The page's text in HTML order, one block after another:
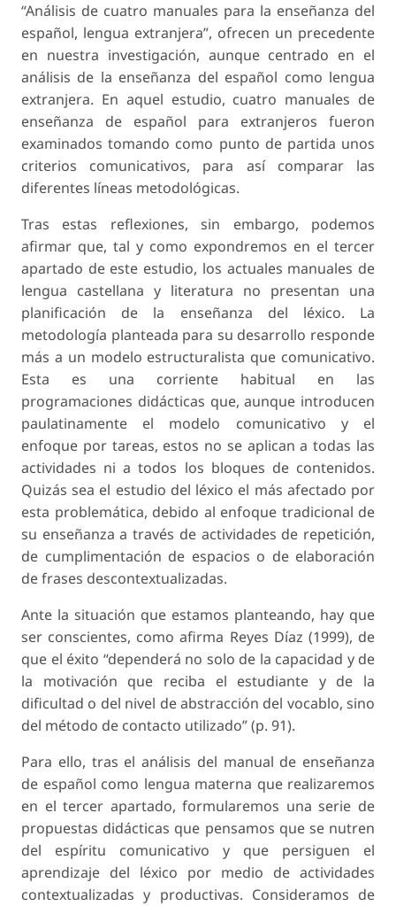
“Análisis de cuatro manuales para la enseñanza del
español, lengua extranjera”, ofrecen un precedente
en nuestra investigación, aunque centrado en el
análisis de la enseñanza del español como lengua
extranjera. En aquel estudio, cuatro manuales de
enseñanza de español para extranjeros fueron
examinados tomando como punto de partida unos
criterios comunicativos, para así comparar las
diferentes líneas metodológicas.
Tras estas reflexiones, sin embargo, podemos
afirmar que, tal y como expondremos en el tercer
apartado de este estudio, los actuales manuales de
lengua castellana y literatura no presentan una
planificación de la enseñanza del léxico. La
metodología planteada para su desarrollo responde
más a un modelo estructuralista que comunicativo.
Esta es una corriente habitual en las
programaciones didácticas que, aunque introducen
paulatinamente el modelo comunicativo y el
enfoque por tareas, estos no se aplican a todas las
actividades ni a todos los bloques de contenidos.
Quizás sea el estudio del léxico el más afectado por
esta problemática, debido al enfoque tradicional de
su enseñanza a través de actividades de repetición,
de cumplimentación de espacios o de elaboración
de frases descontextualizadas.
Ante la situación que estamos planteando, hay que
ser conscientes, como afirma Reyes Díaz (1999), de
que el éxito “dependerá no solo de la capacidad y de
la motivación que reciba el estudiante y de la
dificultad o del nivel de abstracción del vocablo, sino
del método de contacto utilizado” (p. 91).
Para ello, tras el análisis del manual de enseñanza
de español como lengua materna que realizaremos
en el tercer apartado, formularemos una serie de
propuestas didácticas que pensamos que se nutren
del espíritu comunicativo y que persiguen el
aprendizaje del léxico por medio de actividades
contextualizadas y productivas. Consideramos de